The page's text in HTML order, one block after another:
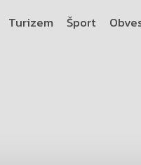
Turizem Šport